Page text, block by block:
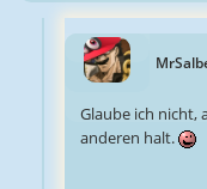
Glaube ich nicht,
anderen halt.